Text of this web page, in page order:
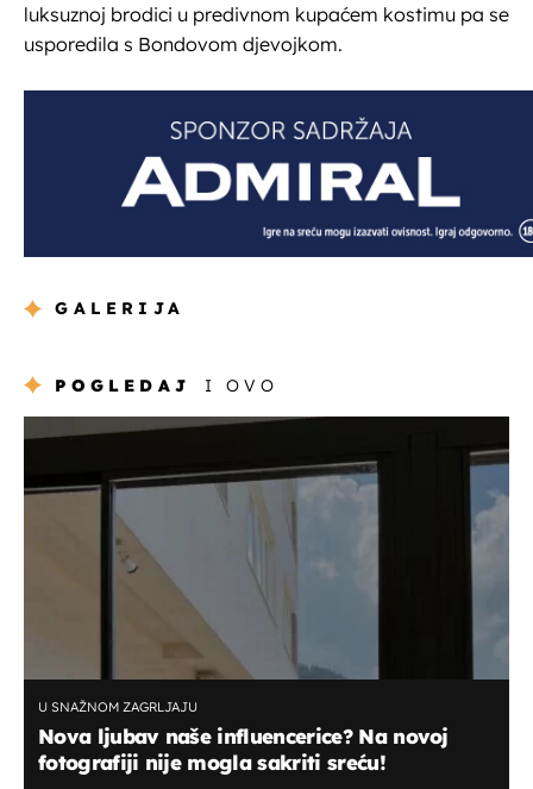
luksuznoj brodici u predivnom kupaćem kostimu pa se
usporedila s Bondovom djevojkom.
GALERIJA
POGLEDAJ I OVO
U SNAŽNOM ZAGRLJAJU
Nova ljubav naše influencerice? Na novoj
fotografiji nije mogla sakriti sreću!